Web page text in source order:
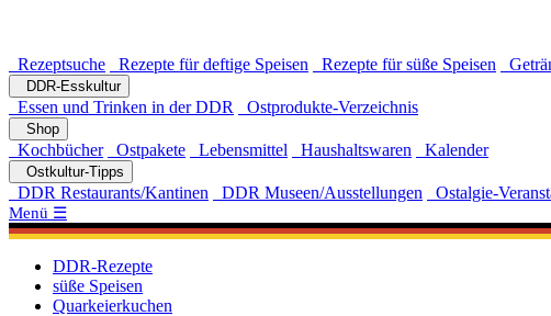
Rezeptsuche Rezepte für deftige Speisen Rezepte für süße Speisen
DDR-Esskultur
Essen und Trinken in der DDR Ostprodukte-Verzeichnis
Shop
Kochbücher Ostpakete Lebensmittel Haushaltswaren Kalender
Ostkultur-Tipps
DDR Restaurants/Kantinen DDR Museen/Ausstellungen Ostalgie-
Menü ☰
DDR-Rezepte
süße Speisen
Quarkeierkuchen